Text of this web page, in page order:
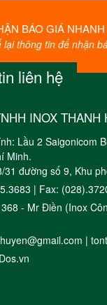
BÁO GIÁ NHANH
lại thông tin để nhận
liên hệ
INOX THANH
Lầu 2 Saigonicom
Minh.
31 đường số 9, Khu
| Fax:
- Mr Điền (Inox
|
Dos.vn